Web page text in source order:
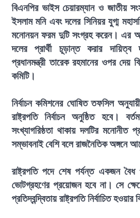
বিএনপির ভাইস চেয়ারম্যান ও জাতীয়
ইসলাম মনি এবং দলের সিনিয়র যুগ্ম
মনোনয়ন ফরম দুটি সংগ্রহ করেন। এর আগে
দলের প্রার্থী চূড়ান্ত করার দায়িত্ব
প্রধানমন্ত্রী তারেক রহমানের ওপর দেয়
কমিটি।
নির্বাচন কমিশনের ঘোষিত তফসিল
রাষ্ট্রপতি নির্বাচন অনুষ্ঠিত হবে।
সংখ্যাগরিষ্ঠতা থাকায় দলটির মনোনীত
সম্ভাবনাই বেশি বলে রাজনৈতিক অঙ্গনে
রাষ্ট্রপতি পদে শেষ পর্যন্ত একজন বৈধ
ভোটগ্রহণের প্রয়োজন হবে না। সে
প্রতিদ্বন্দ্বিতায় রাষ্ট্রপতি নির্বাচিত হওয়ার